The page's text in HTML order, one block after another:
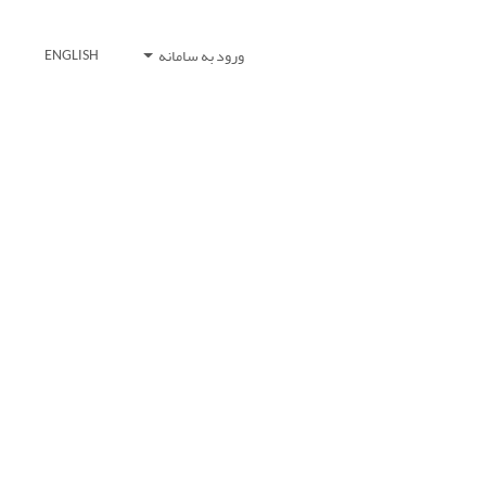
ورود به سامانه ENGLISH